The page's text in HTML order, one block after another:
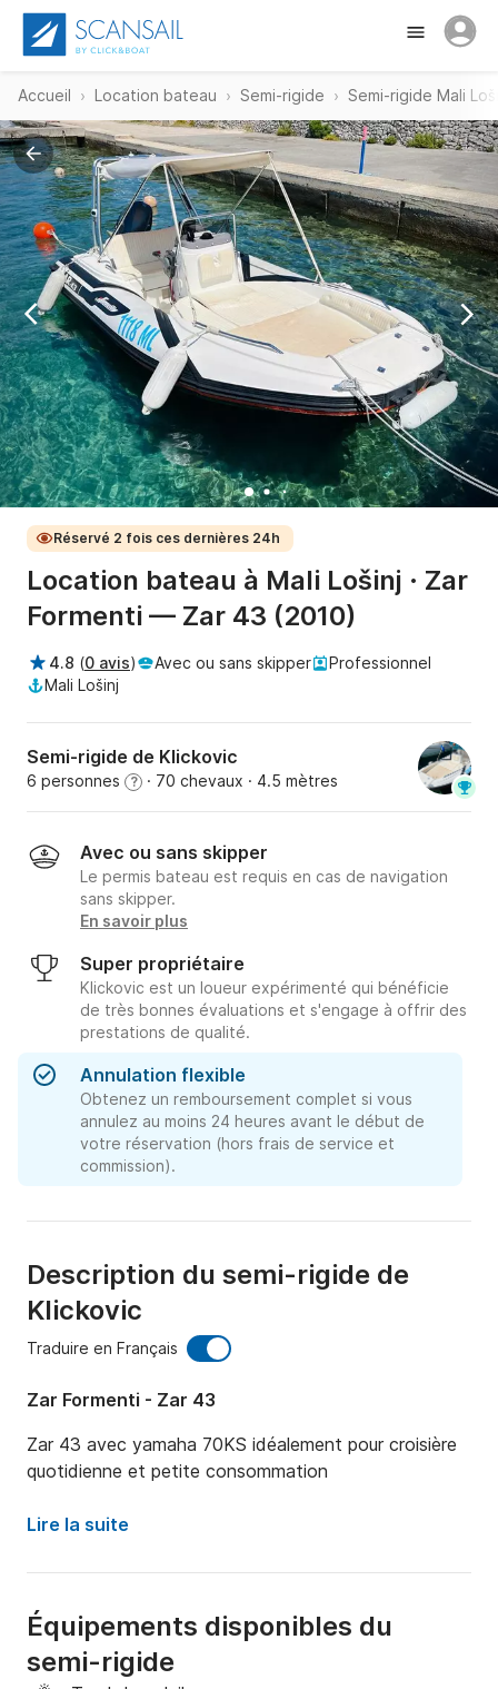
Accueil Location bateau Semi-rigide Semi-rigide Mali
Réservé 2 fois ces dernières 24h
Location bateau à Mali Lošinj · Zar
Formenti — Zar 43 (2010)
4.8 (0 avis) Avec ou sans skipper
Professionnel
Mali Lošinj
Semi-rigide de Klickovic
6 personnes ? · 70 chevaux · 4.5 mètres
Avec ou sans skipper
Le permis bateau est requis en cas de navigation
sans skipper.
En savoir plus
Super propriétaire
Klickovic est un loueur expérimenté qui bénéficie
de très bonnes évaluations et s'engage à offrir des
prestations de qualité.
Annulation flexible
Obtenez un remboursement complet si vous
annulez au moins 24 heures avant le début de
votre réservation (hors frais de service et
commission).
Description du semi-rigide de
Klickovic
Traduire en Français
Zar Formenti - Zar 43
Zar 43 avec yamaha 70KS idéalement pour croisière
quotidienne et petite consommation
Lire la suite
Équipements disponibles du
semi-rigide